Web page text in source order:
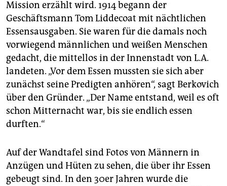
Mission erzählt wird. 1914 begann der
Geschäftsmann Tom Liddecoat mit nächtlichen
Essensausgaben. Sie waren für die damals noch
vorwiegend männlichen und weißen Menschen
gedacht, die mittellos in der Innenstadt von L.A.
landeten. „Vor dem Essen mussten sie sich aber
zunächst seine Predigten anhören“, sagt Berkovich
über den Gründer. „Der Name entstand, weil es oft
schon Mitternacht war, bis sie endlich essen
durften.“
Auf der Wandtafel sind Fotos von Männern in
Anzügen und Hüten zu sehen, die über ihr Essen
gebeugt sind. In den 30er Jahren wurde die